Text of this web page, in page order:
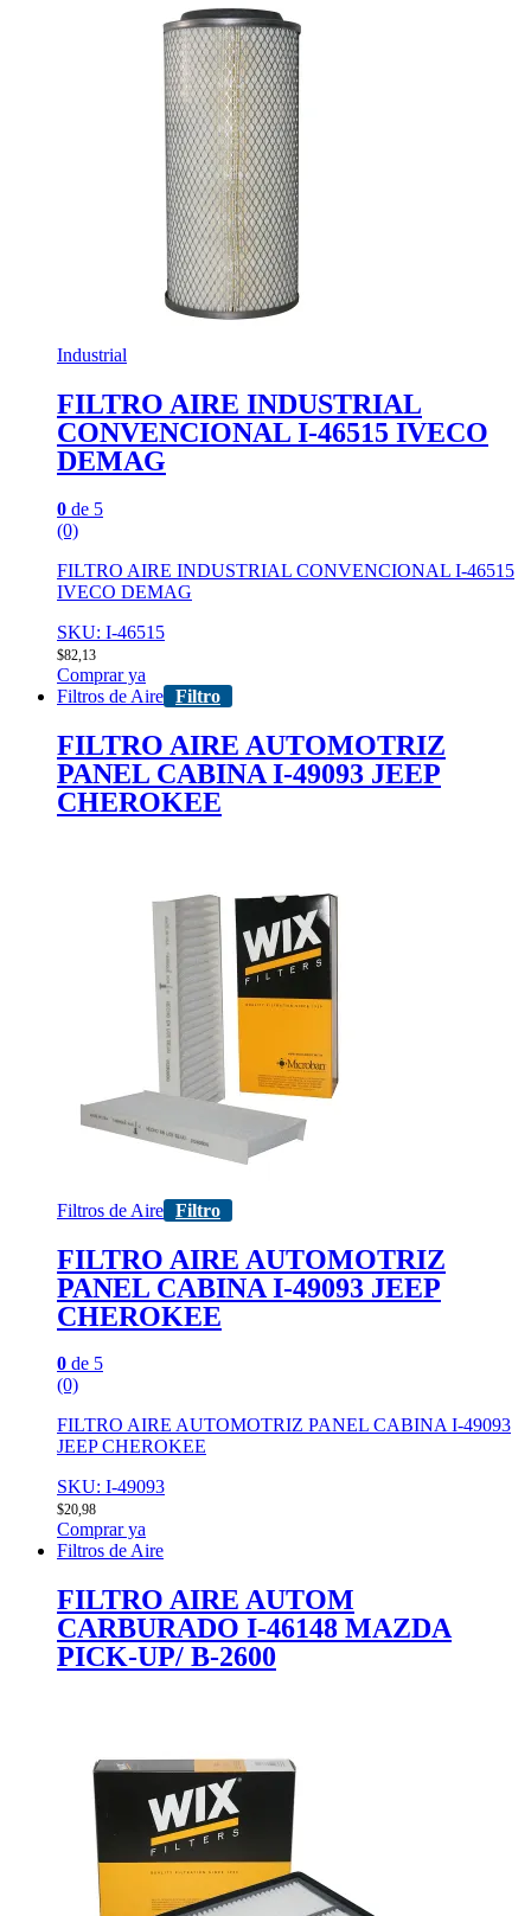
Industrial
FILTRO AIRE INDUSTRIAL
CONVENCIONAL I-46515 IVECO
DEMAG
0 de 5
(0)
FILTRO AIRE INDUSTRIAL CONVENCIONAL I-46515
IVECO DEMAG
SKU: I-46515
$82,13
Comprar ya
Filtros de Aire Filtro
FILTRO AIRE AUTOMOTRIZ
PANEL CABINA I-49093 JEEP
CHEROKEE
Filtros de Aire Filtro
FILTRO AIRE AUTOMOTRIZ
PANEL CABINA I-49093 JEEP
CHEROKEE
0 de 5
(0)
FILTRO AIRE AUTOMOTRIZ PANEL CABINA I-49093
JEEP CHEROKEE
SKU: I-49093
$20,98
Comprar ya
Filtros de Aire
FILTRO AIRE AUTOM
CARBURADO I-46148 MAZDA
PICK-UP/ B-2600